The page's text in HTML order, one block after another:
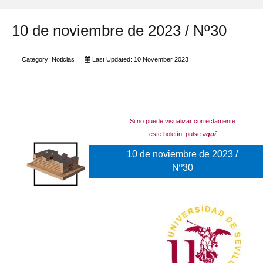
INTERNACIONAL
Directorio FCCE
10 de noviembre de 2023 / Nº30
Category: Noticias Last Updated: 10 November 2023
Si no puede visualizar correctamente
este boletín, pulse aquí
10 de noviembre de 2023 /
Nº30